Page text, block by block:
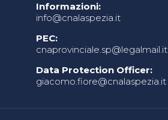
Informazioni:
info@cnalaspezia.it
PEC:
cnaprovinciale.sp@legalmail.it
Data Protection Officer:
giacomo.fiore@cnalaspezia.it